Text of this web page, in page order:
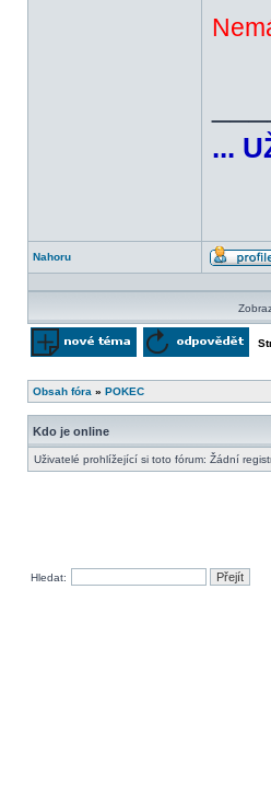
...
Nahoru
Obsah fóra » POKEC
Kdo je online
Uživatelé prohlížející si toto fórum: Žádní
Hledat: